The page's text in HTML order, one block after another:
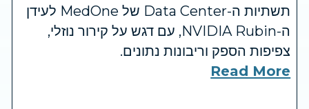
תשתיות ה-Data Center של MedOne לעידן
ה-NVIDIA Rubin, עם דגש על קירור נוזלי,
צפיפות הספק וריבונות נתונים.
Read More